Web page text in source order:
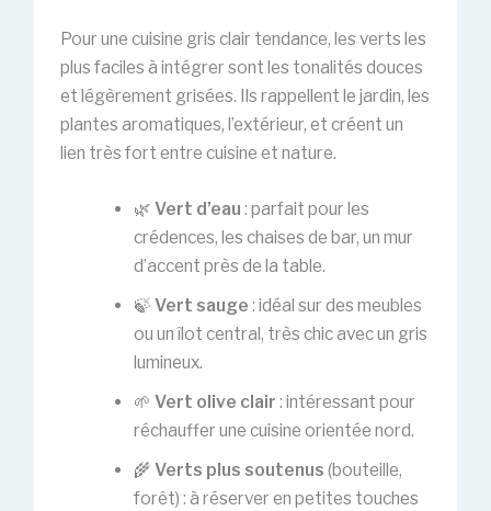
Pour une cuisine gris clair tendance, les verts les
plus faciles à intégrer sont les tonalités douces
et légèrement grisées. Ils rappellent le jardin, les
plantes aromatiques, l’extérieur, et créent un
lien très fort entre cuisine et nature.
🌿 Vert d’eau : parfait pour les
crédences, les chaises de bar, un mur
d’accent près de la table.
🍃 Vert sauge : idéal sur des meubles
ou un îlot central, très chic avec un gris
lumineux.
🌱 Vert olive clair : intéressant pour
réchauffer une cuisine orientée nord.
🌾 Verts plus soutenus (bouteille,
forêt) : à réserver en petites touches